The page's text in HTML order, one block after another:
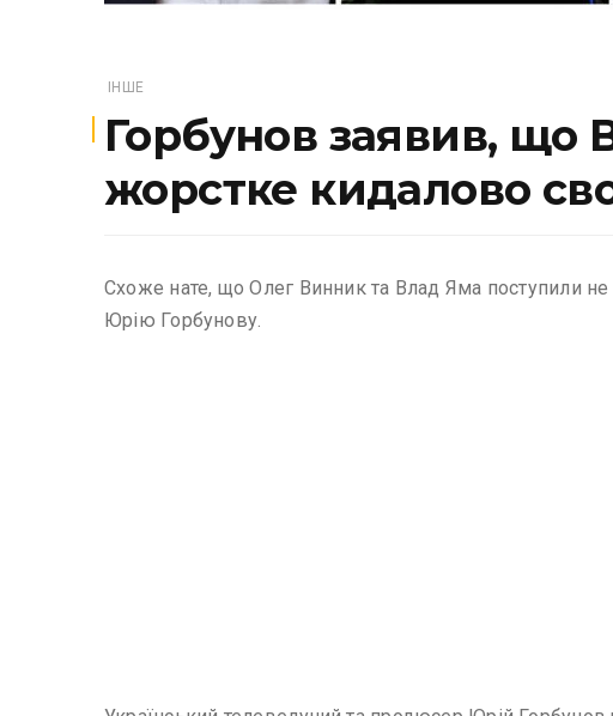
ІНШЕ
Горбунов заявив, що
жорстке кидалово
Схоже нате, що Олег Винник та Влад Яма поступили
Юрію Горбунову.